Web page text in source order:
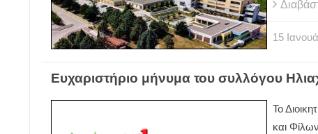
15
Ευχαριστήριο μήνυμα του συλλόγου
Το
και